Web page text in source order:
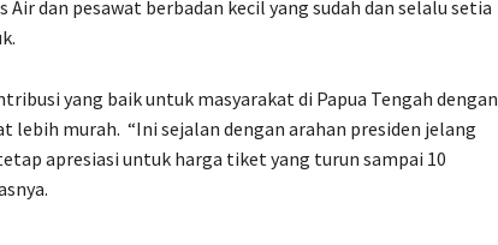
Air dan pesawat berbadan kecil yang sudah dan selalu setia
yang baik untuk masyarakat di Papua Tengah dengan
lebih murah. “Ini sejalan dengan arahan presiden jelang
apresiasi untuk harga tiket yang turun sampai 10